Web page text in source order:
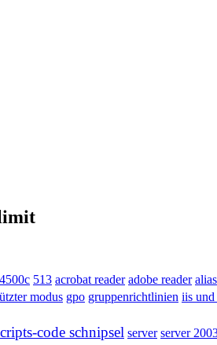
513 acrobat reader adobe reader alias
modus gpo gruppenrichtlinien iis und
code schnipsel server server